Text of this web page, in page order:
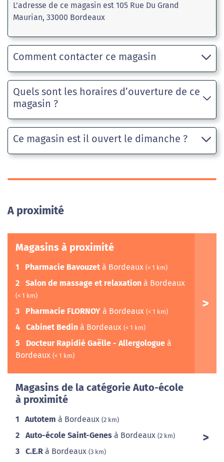
L'adresse de ce magasin est 105 Rue Du Grand
Maurian, 33000 Bordeaux
Comment contacter ce magasin
Quels sont les horaires d’ouverture de ce
magasin ?
Ce magasin est il ouvert le dimanche ?
A proximité
Magasins à proximité
1 Pharmacie Bavouzet à Bordeaux (< 1 km)
2 Salon de massage et relaxation à Bordeaux
(< 1 km)
3 Pharmacie FLORNOY à Bordeaux (< 1 km)
4 Cabinet Bedin à Bordeaux (< 1 km)
5 Docteur Rapidié Gaëlle - Allergologue à
Bordeaux (< 1 km)
Magasins de la catégorie Auto-école
à proximité
1 Autotem à Bordeaux (2 km)
2 Auto-école Saint-Genes à Bordeaux (2 km)
3 C.E.R à Bordeaux (3 km)